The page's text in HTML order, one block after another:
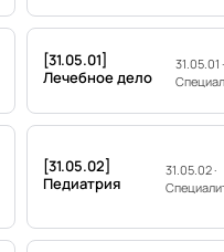
[31.05.01]
Лечебное дело
31.05.01 ·
[31.05.02]
Педиатрия
31.05.02 ·